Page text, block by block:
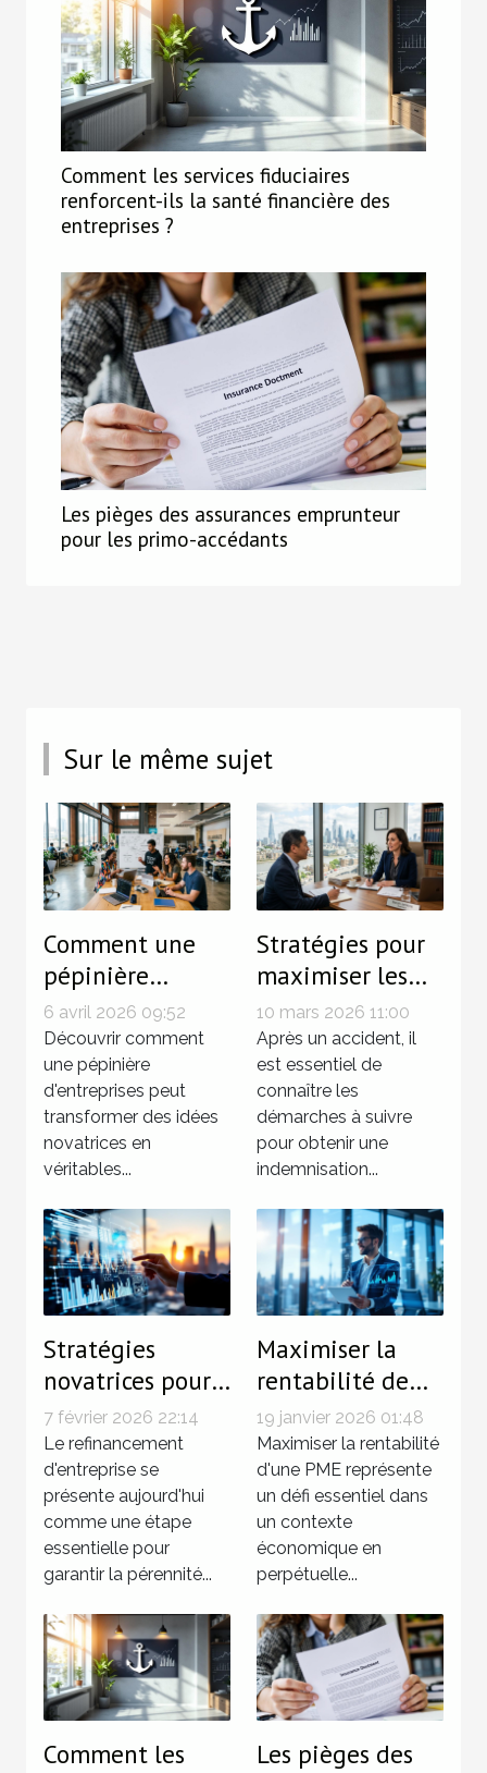
Comment les services fiduciaires
renforcent-ils la santé financière des
entreprises ?
Les pièges des assurances emprunteur
pour les primo-accédants
Sur le même sujet
Comment une
pépinière
d'entreprises
stimule-t-elle
l'innovation et
la croissance ?
6 avril 2026 09:52
Découvrir comment
une pépinière
d'entreprises peut
transformer des idées
novatrices en
véritables...
Stratégies pour
maximiser les
indemnisations
après un
accident
10 mars 2026 11:00
Après un accident, il
est essentiel de
connaître les
démarches à suivre
pour obtenir une
indemnisation...
Stratégies
novatrices pour
un
refinancement
d'entreprise
efficace
7 février 2026 22:14
Le refinancement
d'entreprise se
présente aujourd'hui
comme une étape
essentielle pour
garantir la pérennité...
Maximiser la
rentabilité de
votre PME avec
des stratégies
innovantes
19 janvier 2026 01:48
Maximiser la rentabilité
d'une PME représente
un défi essentiel dans
un contexte
économique en
perpétuelle...
Comment les
Les pièges des